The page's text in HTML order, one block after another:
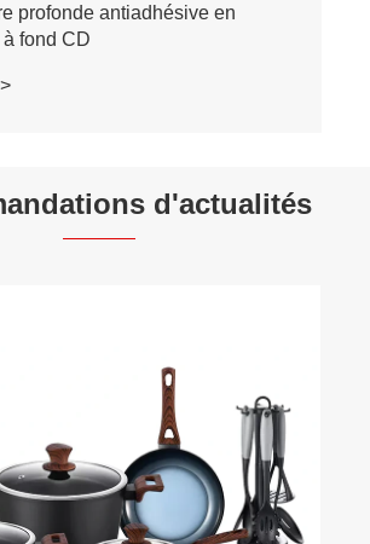
profonde antiadhésive en
fond CD
d'actualités